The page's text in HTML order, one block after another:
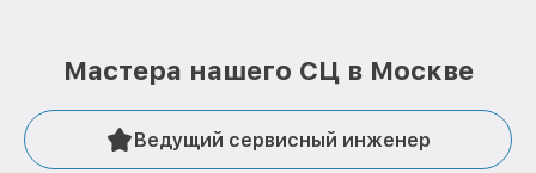
Мастера нашего СЦ в Москве
Ведущий сервисный инженер